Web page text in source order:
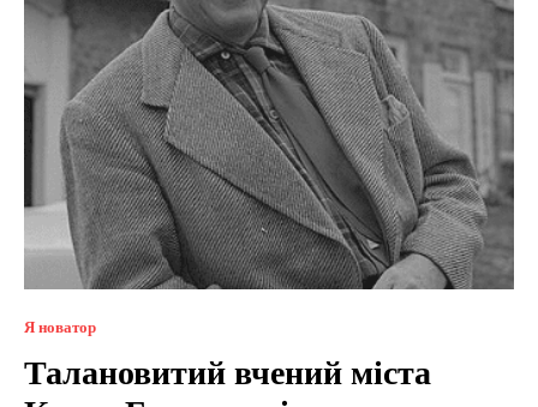
Я новатор
Талановитий вчений міста